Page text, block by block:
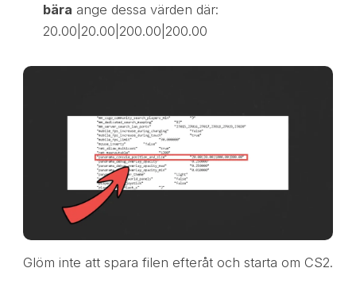
bära ange dessa värden där:
20.00|20.00|200.00|200.00
Glöm inte att spara filen efteråt och starta om CS2.